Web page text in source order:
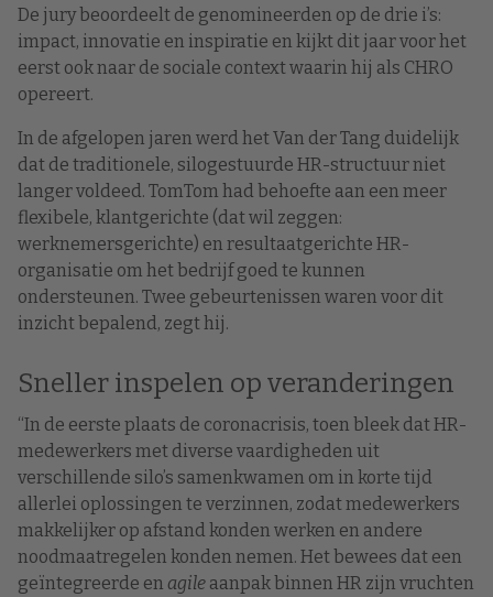
De jury beoordeelt de genomineerden op de drie i’s:
impact, innovatie en inspiratie en kijkt dit jaar voor het
eerst ook naar de sociale context waarin hij als CHRO
opereert.
In de afgelopen jaren werd het Van der Tang duidelijk
dat de traditionele, silogestuurde HR-structuur niet
langer voldeed. TomTom had behoefte aan een meer
flexibele, klantgerichte (dat wil zeggen:
werknemersgerichte) en resultaatgerichte HR-
organisatie om het bedrijf goed te kunnen
ondersteunen. Twee gebeurtenissen waren voor dit
inzicht bepalend, zegt hij.
Sneller inspelen op veranderingen
“In de eerste plaats de coronacrisis, toen bleek dat HR-
medewerkers met diverse vaardigheden uit
verschillende silo’s samenkwamen om in korte tijd
allerlei oplossingen te verzinnen, zodat medewerkers
makkelijker op afstand konden werken en andere
noodmaatregelen konden nemen. Het bewees dat een
geïntegreerde en agile aanpak binnen HR zijn vruchten